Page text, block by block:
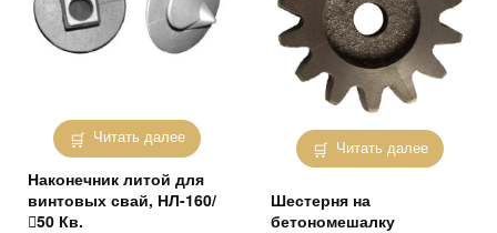
Читать далее
Наконечник литой для
винтовых свай, НЛ-160/
50 Кв.
Читать далее
Шестерня на
бетономешалку